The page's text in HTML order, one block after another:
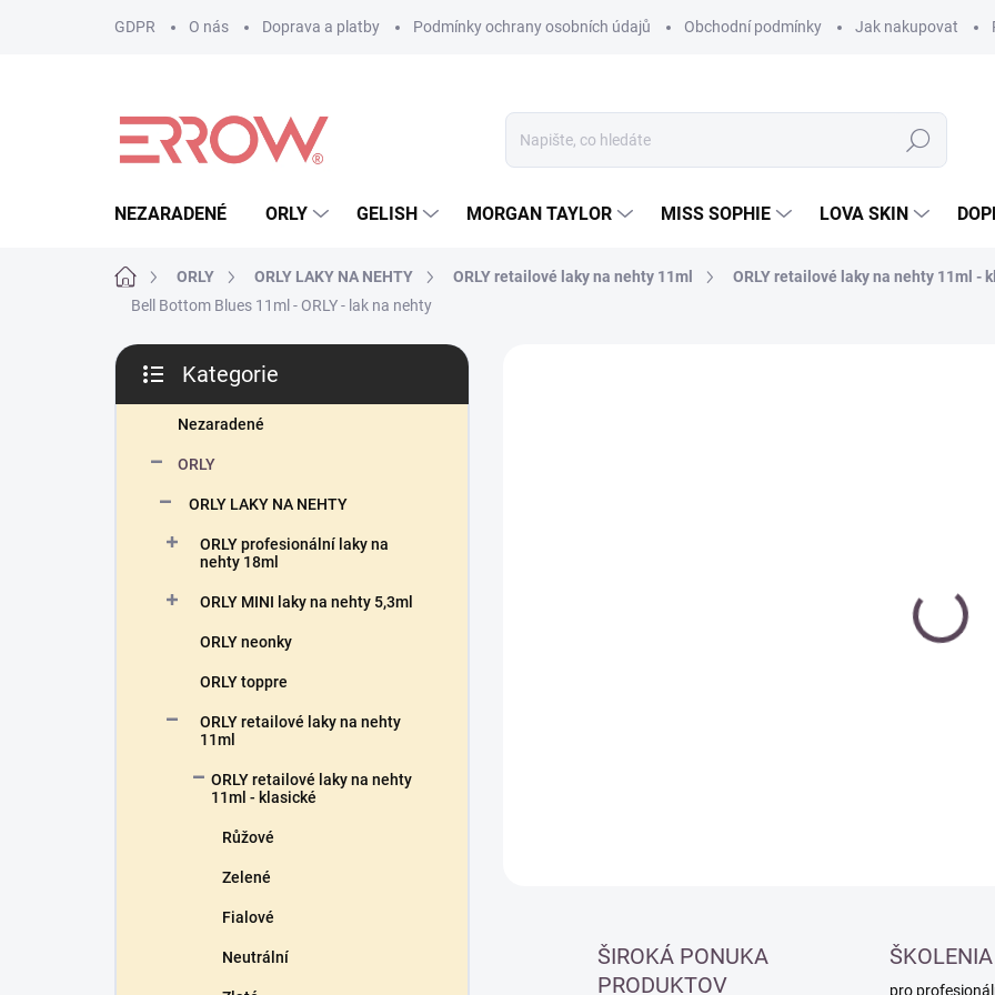
GDPR O nás Doprava a platby Podmínky ochrany osobních údajů Obchodní podmínky Jak nakupovat
Hledat
NEZARADENÉ ORLY GELISH MORGAN TAYLOR MISS SOPHIE LOVA SKIN
Domů ORLY ORLY LAKY NA NEHTY ORLY retailové laky na nehty 11ml ORLY retailové laky na nehty 11ml -
Bell Bottom Blues 11ml - ORLY - lak na nehty
P
s
kategorie
Kategorie
Nezaradené
ORLY
ORLY LAKY NA NEHTY
ORLY profesionální laky na
nehty 18ml
ORLY MINI laky na nehty 5,3ml
ORLY neonky
ORLY toppre
ORLY retailové laky na nehty
11ml
ORLY retailové laky na nehty
11ml - klasické
Růžové
Zelené
Fialové
Neutrální
ŠIROKÁ PONUKA
PRODUKTOV
ŠKOLENIA
pro